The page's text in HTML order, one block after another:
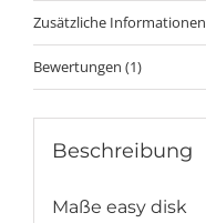
Zusätzliche Informationen
Bewertungen (1)
Beschreibung
Maße easy disk